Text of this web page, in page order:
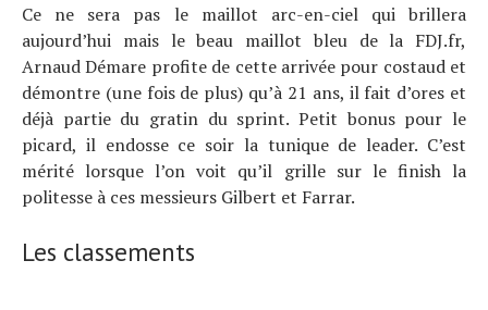
Ce ne sera pas le maillot arc-en-ciel qui brillera
aujourd’hui mais le beau maillot bleu de la FDJ.fr,
Arnaud Démare profite de cette arrivée pour costaud et
démontre (une fois de plus) qu’à 21 ans, il fait d’ores et
déjà partie du gratin du sprint. Petit bonus pour le
picard, il endosse ce soir la tunique de leader. C’est
mérité lorsque l’on voit qu’il grille sur le finish la
politesse à ces messieurs Gilbert et Farrar.
Les classements